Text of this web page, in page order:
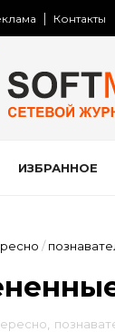
Контакты
ИЗБРАННОЕ
/